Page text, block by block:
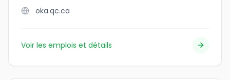
oka.qc.ca
Voir les emplois et détails